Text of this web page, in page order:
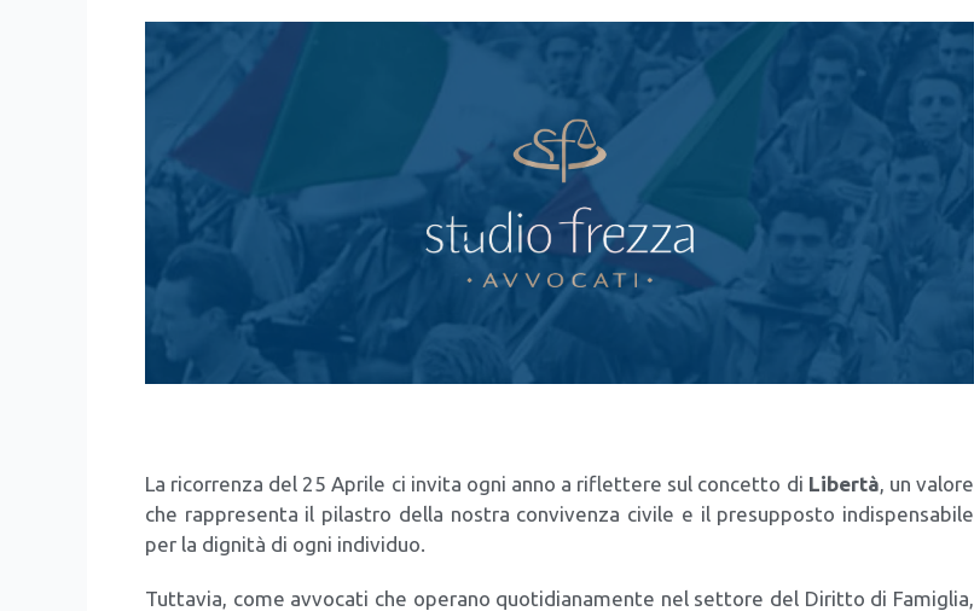
La ricor­ren­za del 25 Apri­le ci invi­ta ogni anno a riflet­te­re sul con­cet­to di Liber­tà, un valo­re
che rap­pre­sen­ta il pila­stro del­la nostra con­vi­ven­za civi­le e il pre­sup­po­sto indi­spen­sa­bi­le
per la digni­tà di ogni indi­vi­duo.
Tut­ta­via, come avvo­ca­ti che ope­ra­no quo­ti­dia­na­men­te nel set­to­re del Dirit­to di Fami­glia,